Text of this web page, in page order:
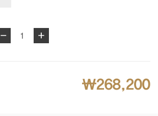
- 1 +
₩268,200